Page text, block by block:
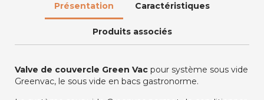
Présentation Caractéristiques
Produits associés
Valve de couvercle Green Vac pour système sous vide
Greenvac, le sous vide en bacs gastronorme.